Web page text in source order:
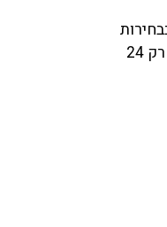
האחרונות - "מבחינה מתמטית ניתן כרגע להחליף את השלטון בלי ללכת לבחירות, במהלך שלוקח רק 24